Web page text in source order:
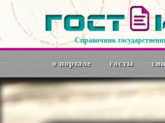
Справочник
о портале госты